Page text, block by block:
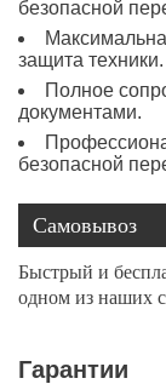
безопасной
защита техники.
Полное
документами.
безопасной
Самовывоз
Быстрый и
одном из наших
Гарантии